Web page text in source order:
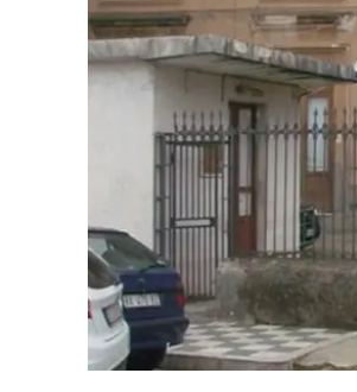
lacitymag.it